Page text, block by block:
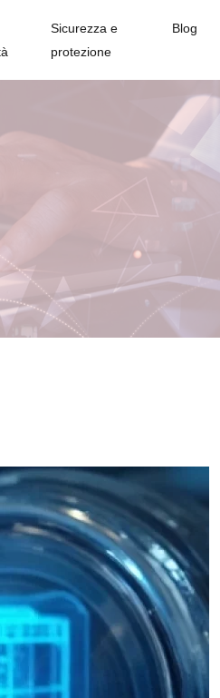
Sicurezza e
protezione
Blog